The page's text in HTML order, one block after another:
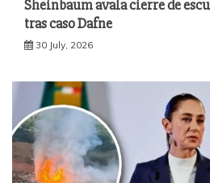
Sheinbaum avala cierre de
tras caso Dafne
30 July, 2026